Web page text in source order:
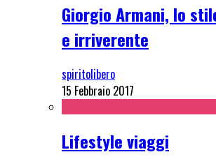
Giorgio Armani, lo
e irriverente
spiritolibero
15 Febbraio 2017
Lifestyle viaggi